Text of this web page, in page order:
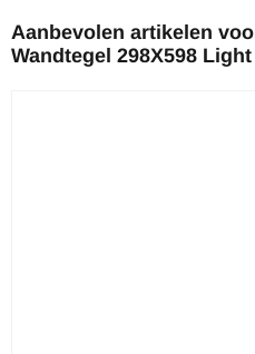
Aanbevolen artikelen
Wandtegel 298X598